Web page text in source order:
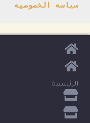
سياسه الخصوصيه
الرئيسية